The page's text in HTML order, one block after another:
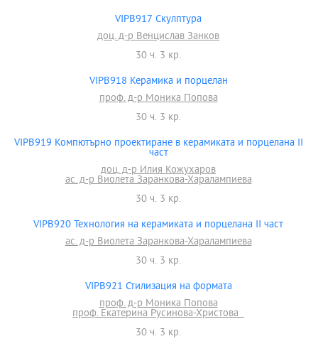
VIPB917 Скулптурa
доц. д-р Венцислав Занков
30 ч. 3 кр.
VIPB918 Керамика и порцелан
проф. д-р Моника Попова
30 ч. 3 кр.
VIPB919 Компютърно проектиране в керамиката и порцелана II
част
доц. д-р Илия Кожухаров
ас. д-р Виолета Заранкова-Харалампиева
30 ч. 3 кр.
VIPB920 Технология на керамиката и порцелана II част
ас. д-р Виолета Заранкова-Харалампиева
30 ч. 3 кр.
VIPB921 Стилизация на формата
проф. д-р Моника Попова
проф. Екатерина Русинова-Христова
30 ч. 3 кр.